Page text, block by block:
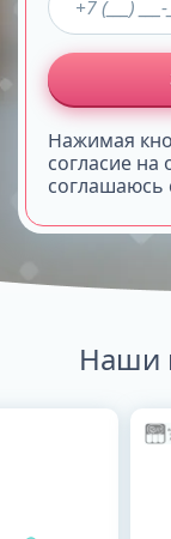
Нажимая
согласие
соглашаюсь
Наши